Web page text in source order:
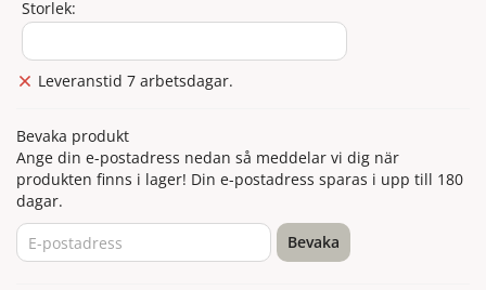
Storlek:
Leveranstid 7 arbetsdagar.
Bevaka produkt
Ange din e-postadress nedan så meddelar vi dig när
produkten finns i lager! Din e-postadress sparas i upp till 180
dagar.
Bevaka